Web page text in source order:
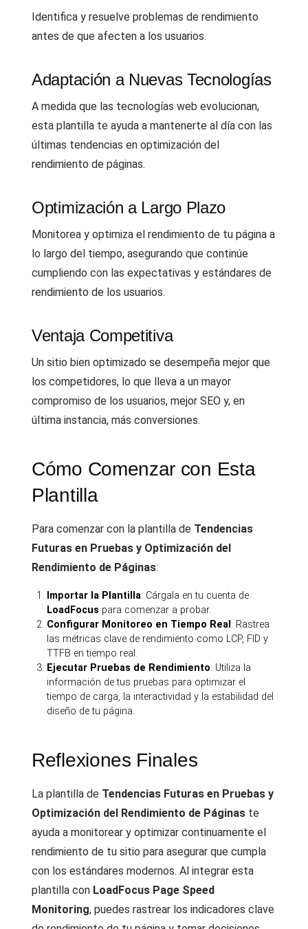
Identifica y resuelve problemas de rendimiento
antes de que afecten a los usuarios.
Adaptación a Nuevas Tecnologías
A medida que las tecnologías web evolucionan,
esta plantilla te ayuda a mantenerte al día con las
últimas tendencias en optimización del
rendimiento de páginas.
Optimización a Largo Plazo
Monitorea y optimiza el rendimiento de tu página a
lo largo del tiempo, asegurando que continúe
cumpliendo con las expectativas y estándares de
rendimiento de los usuarios.
Ventaja Competitiva
Un sitio bien optimizado se desempeña mejor que
los competidores, lo que lleva a un mayor
compromiso de los usuarios, mejor SEO y, en
última instancia, más conversiones.
Cómo Comenzar con Esta
Plantilla
Para comenzar con la plantilla de Tendencias
Futuras en Pruebas y Optimización del
Rendimiento de Páginas:
Importar la Plantilla: Cárgala en tu cuenta de
LoadFocus para comenzar a probar.
Configurar Monitoreo en Tiempo Real : Rastrea
las métricas clave de rendimiento como LCP, FID y
TTFB en tiempo real.
Ejecutar Pruebas de Rendimiento: Utiliza la
información de tus pruebas para optimizar el
tiempo de carga, la interactividad y la estabilidad del
diseño de tu página.
Reflexiones Finales
La plantilla de Tendencias Futuras en Pruebas y
Optimización del Rendimiento de Páginas te
ayuda a monitorear y optimizar continuamente el
rendimiento de tu sitio para asegurar que cumpla
con los estándares modernos. Al integrar esta
plantilla con LoadFocus Page Speed
Monitoring, puedes rastrear los indicadores clave